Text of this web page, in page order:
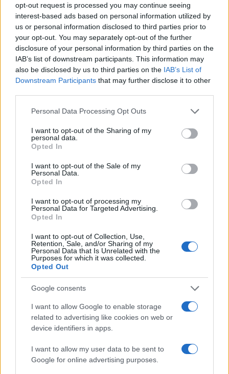
opt-out request is processed you may continue seeing
interest-based ads based on personal information utilized by
us or personal information disclosed to third parties prior to
your opt-out. You may separately opt-out of the further
disclosure of your personal information by third parties on the
IAB’s list of downstream participants. This information may
also be disclosed by us to third parties on the IAB’s List of
Downstream Participants that may further disclose it to other
Please note that this website/app uses one or more Google
not limited to your visit or usage behaviour. You may click to
grant or deny consent to Google and its third-party tags to
use your data for below specified purposes in below Google
consent section.
Personal Data Processing Opt Outs
I want to opt-out of the Sharing of my
personal data.
Opted In
I want to opt-out of the Sale of my
Personal Data.
Opted In
I want to opt-out of processing my
Personal Data for Targeted Advertising.
Opted In
I want to opt-out of Collection, Use,
Retention, Sale, and/or Sharing of my
Personal Data that Is Unrelated with the
Purposes for which it was collected.
Opted Out
Google consents
I want to allow Google to enable storage
related to advertising like cookies on web or
device identifiers in apps.
I want to allow my user data to be sent to
Google for online advertising purposes.
Sigue leyendo
NEWS
El Brent cae un 8.3% y arrastra a las materias primas
NEWS